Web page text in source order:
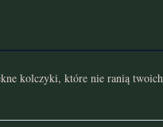
kolczyki, które nie ranią